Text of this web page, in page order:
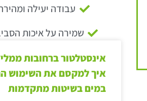
עבודה יעילה
שמירה על איכות
אינסטלטור ברחובות
איך למקסם את השימוש
במים בשיטות מתקדמות